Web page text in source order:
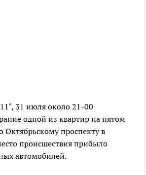
31 июля около 21-00
одной из квартир на пятом
Октябрьскому проспекту в
происшествия прибыло
автомобилей.